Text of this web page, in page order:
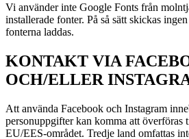
Vi använder inte Google Fonts från
installerade fonter. På så sätt skickas
fonterna laddas.
KONTAKT VIA
OCH/ELLER
Att använda Facebook och Instagram
personuppgifter kan komma att överföras
EU/EES-området. Tredje land omfattas